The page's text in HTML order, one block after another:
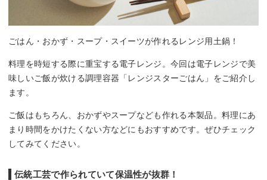
ごはん・おかず・スープ・スイーツが作れるレンジ用土鍋！
料理を時短する際に重宝する電子レンジ。今回は電子レンジで美
味しいご飯が炊ける調理容器「レンジスターごはん」をご紹介し
ます。
ご飯はもちろん、おかずやスープなども作れる本製品。料理にあ
まり時間をかけたくない方などにもおすすめです。ぜひチェック
してみてください。
伝統工芸で作られていて保温性が抜群！